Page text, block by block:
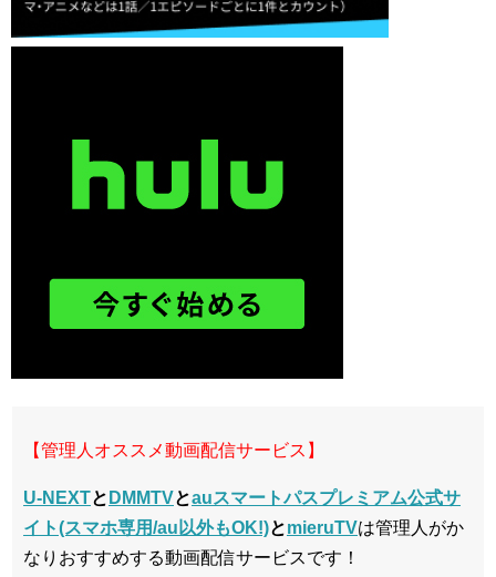
【管理人オススメ動画配信サービス】
U-NEXTと DMMTVとauスマートパスプレミアム公式サ
イト(スマホ専用/au以外もOK!)とmieruTVは管理人がか
なりおすすめする動画配信サービスです！